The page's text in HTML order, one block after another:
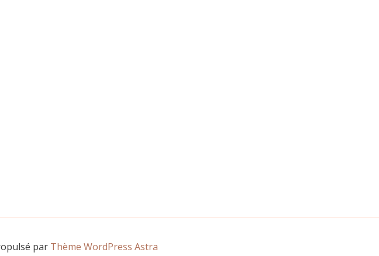
par Thème WordPress Astra